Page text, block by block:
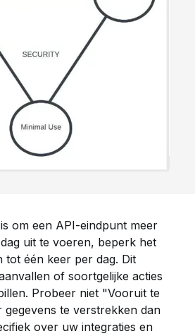
om een API-eindpunt meer
uit te voeren, beperk het
tot één keer per dag. Dit
of soortgelijke acties
Probeer niet "Vooruit te
te verstrekken dan
over uw integraties en